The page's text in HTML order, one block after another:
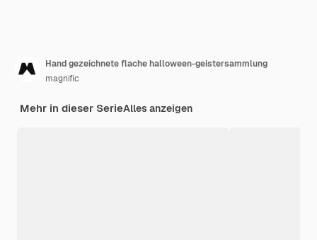
Hand gezeichnete flache halloween-geistersammlung
magnific
Mehr in dieser SerieAlles anzeigen